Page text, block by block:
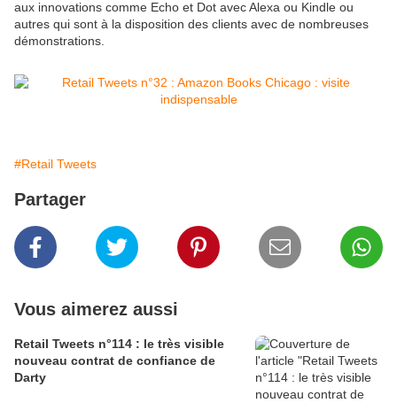
aux innovations comme Echo et Dot avec Alexa ou Kindle ou
autres qui sont à la disposition des clients avec de nombreuses
démonstrations.
#Retail Tweets
Partager
Vous aimerez aussi
Retail Tweets n°114 : le très visible
nouveau contrat de confiance de
Darty